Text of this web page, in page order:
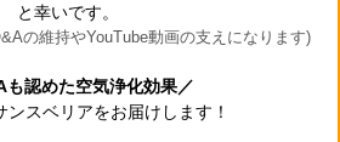
と幸いです。
の維持やYouTube動画の支えになります)
も認めた空気浄化効果／
ンスベリアをお届けします！